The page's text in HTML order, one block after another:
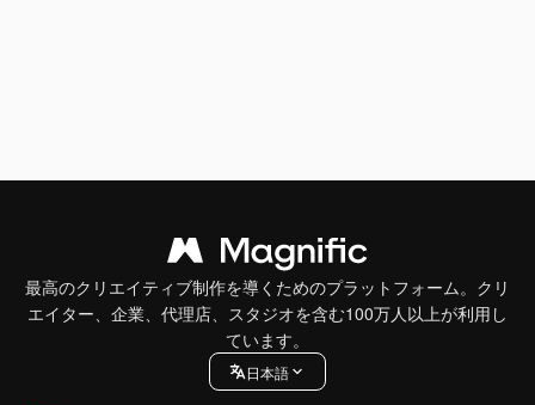
最高のクリエイティブ制作を導くためのプラットフォーム。クリ
エイター、企業、代理店、スタジオを含む100万人以上が利用し
ています。
日本語